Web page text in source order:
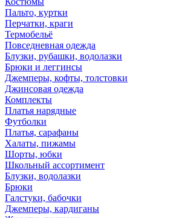
Пальто, куртки
Перчатки, краги
Термобельё
Повседневная одежда
Блузки, рубашки, водолазки
Брюки и леггинсы
Джемперы, кофты, толстовки
Джинсовая одежда
Комплекты
Платья нарядные
Футболки
Платья, сарафаны
Халаты, пижамы
Шорты, юбки
Школьный ассортимент
Блузки, водолазки
Брюки
Галстуки, бабочки
Джемперы, кардиганы